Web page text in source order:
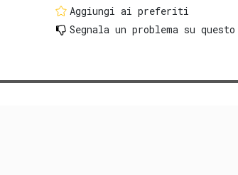
Aggiungi ai preferiti
Segnala un problema su